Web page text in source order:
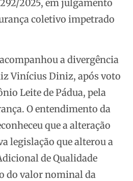
2025, em julgamento
coletivo impetrado
a divergência
Vinícius Diniz, após voto
Leite de Pádua, pela
O entendimento da
que a alteração
legislação que alterou a
de Qualidade
do valor nominal da